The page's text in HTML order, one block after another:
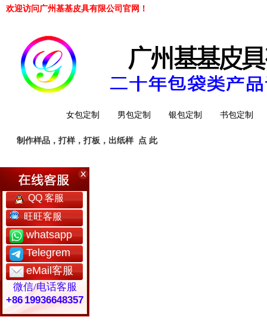
欢迎访问广州基基皮具有限公司官网！
女包定制 男包定制 银包定制 书包定制
工厂简介
制作样品，打样，打板，出纸样 点 此
QQ 客服
旺旺客服
whatsapp
Telegrem
eMail客服
微信/电话客服
+86 19936648357